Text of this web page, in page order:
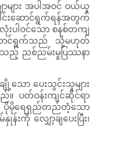
များ အပါအဝင် ဝယ်ယူ
ါင်းဆောင်ရွက်ရန်အတွက်
ပါဝင်သော စနစ်တကျ
းဆောင်ရွက်သည် သို့မဟုတ်
င်သည့် ညစ်ညမ်းမှုပြဿနာ
ာ ပေးသွင်းသူများ
။ ပတ်ဝန်းကျင်ဆိုင်ရာ
င် ပိုမိုရေရှည်တည်တံ့သော
လျှော့ချပေးပြီး၊